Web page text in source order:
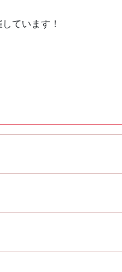
ています！